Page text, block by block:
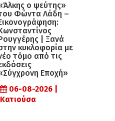
ο ψεύτης»
Φώντα Λάδη –
| Ξανά
κυκλοφορία με
τόμο από τις
Εποχή»
06-08-2026 |
Κατιούσα